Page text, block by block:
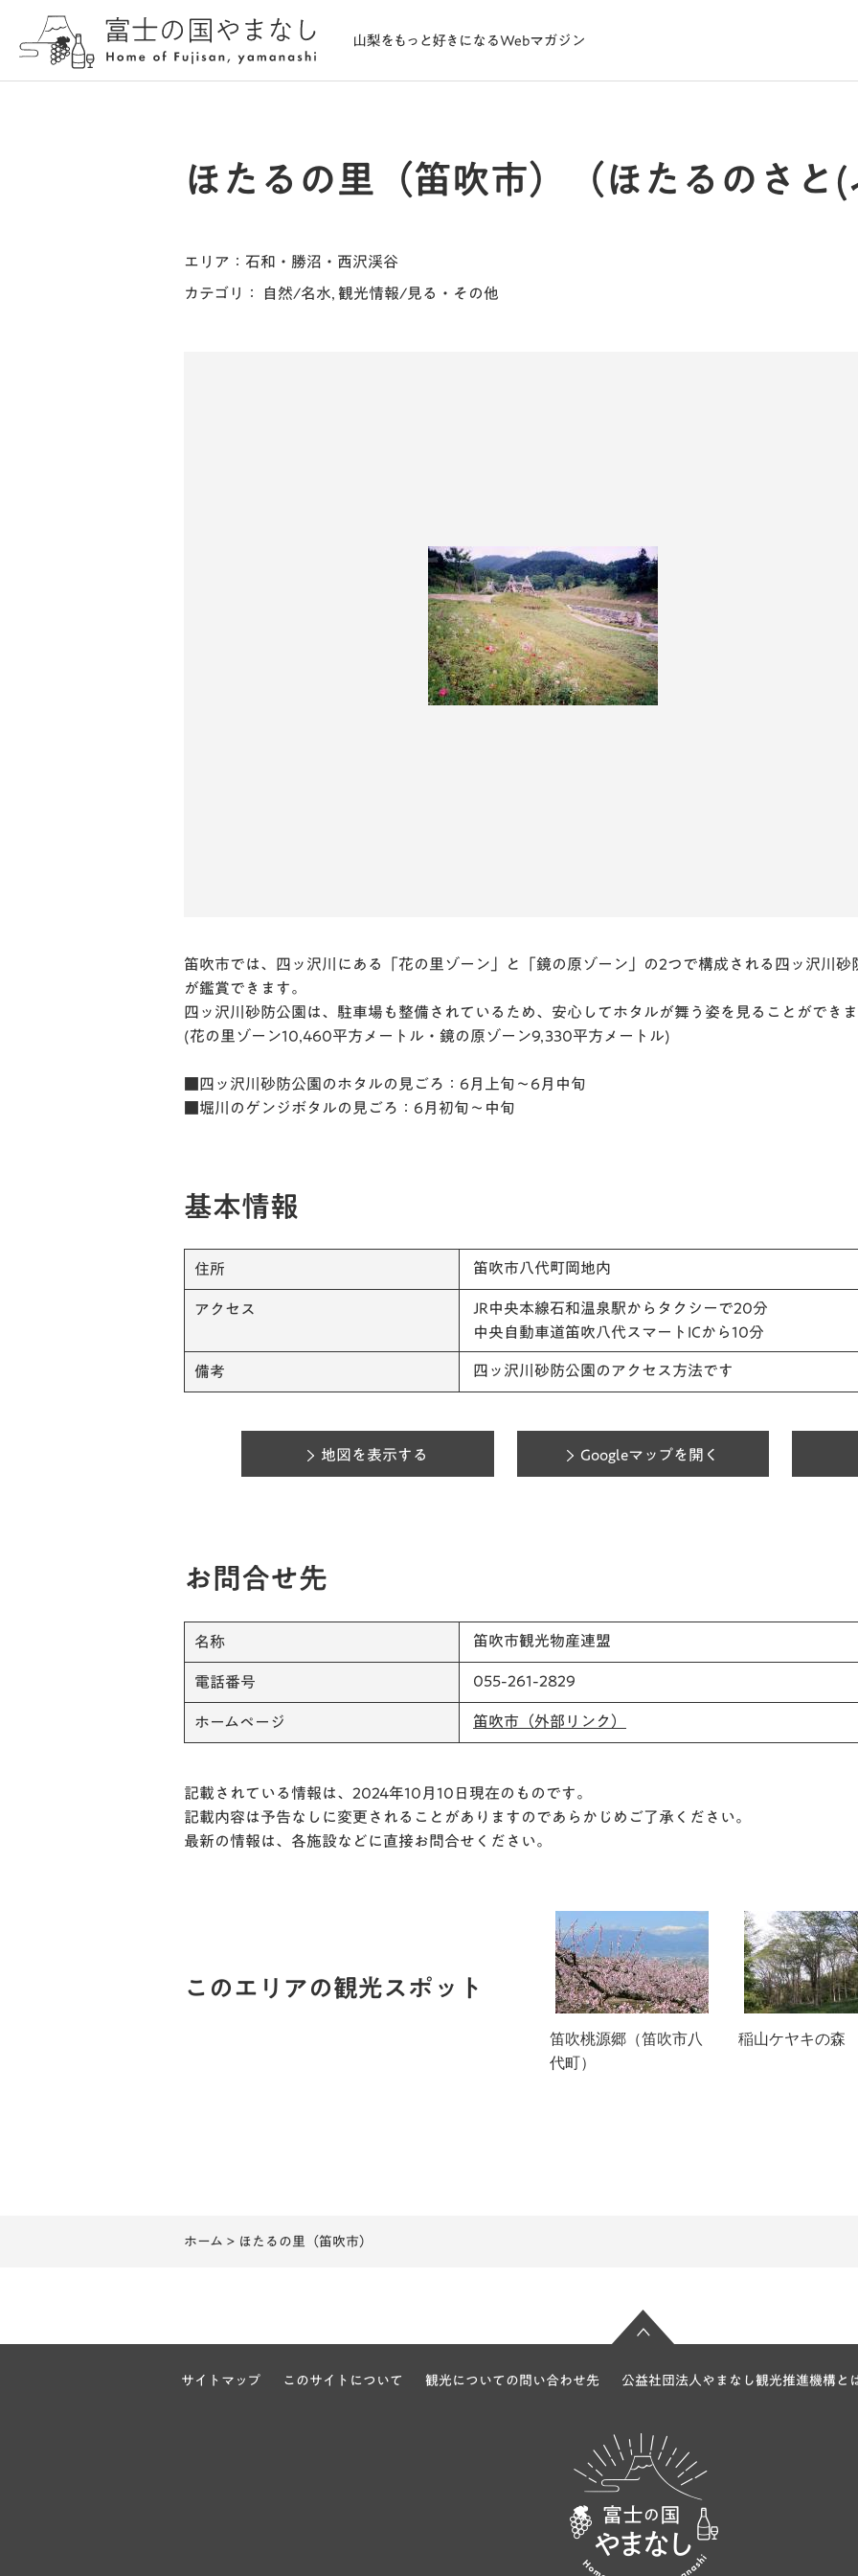
ほたるの里（笛吹市）（ほたるのさと(
エリア ：石和・勝沼・西沢渓谷
カテゴリ ： 自然/名水 観光情報/見る・その他
笛吹市では、四ッ沢川にある「花の里ゾーン」と「鏡の原ゾーン」の2つで構成される四ッ沢川
が鑑賞できます。
四ッ沢川砂防公園は、駐車場も整備されているため、安心してホタルが舞う姿を見ることができ
(花の里ゾーン10,460平方メートル・鏡の原ゾーン9,330平方メートル)
■四ッ沢川砂防公園のホタルの見ごろ：6月上旬～6月中旬
■堀川のゲンジボタルの見ごろ：6月初旬～中旬
基本情報
住所 笛吹市八代町岡地内
アクセス
JR中央本線石和温泉駅からタクシーで20分
中央自動車道笛吹八代スマートICから10分
備考 四ッ沢川砂防公園のアクセス方法です
地図を表示する Googleマップを開く
お問合せ先
名称 笛吹市観光物産連盟
電話番号 055-261-2829
ホームページ 笛吹市（外部リンク）
記載されている情報は、2024年10月10日現在のものです。
記載内容は予告なしに変更されることがありますのであらかじめご了承ください。
最新の情報は、各施設などに直接お問合せください。
このエリアの観光スポット
笛吹桃源郷（笛吹市八
代町）
稲山ケヤキの森
ホーム > ほたるの里（笛吹市）
サイトマップ このサイトについて 観光についての問い合わせ先 公益社団法人やまなし観光推進機構と
富士の国やま
なし